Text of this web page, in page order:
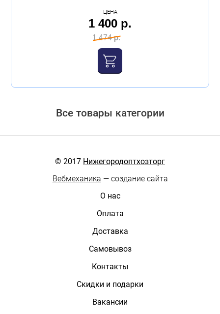
ЦЕНА
1 400 р.
1 474 р.
Все товары категории
© 2017 Нижегородоптхозторг
Вебмеханика — создание сайта
О нас
Оплата
Доставка
Самовывоз
Контакты
Скидки и подарки
Вакансии